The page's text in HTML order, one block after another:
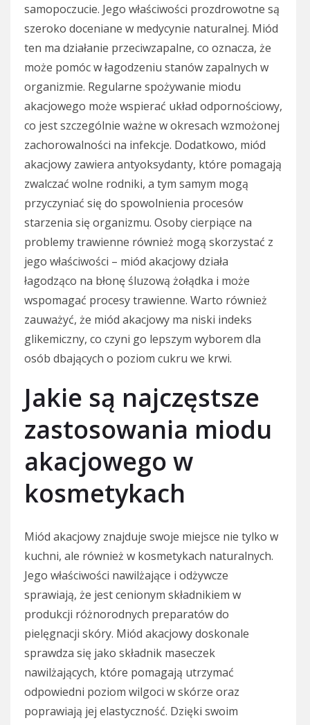
samopoczucie. Jego właściwości prozdrowotne są
szeroko doceniane w medycynie naturalnej. Miód
ten ma działanie przeciwzapalne, co oznacza, że
może pomóc w łagodzeniu stanów zapalnych w
organizmie. Regularne spożywanie miodu
akacjowego może wspierać układ odpornościowy,
co jest szczególnie ważne w okresach wzmożonej
zachorowalności na infekcje. Dodatkowo, miód
akacjowy zawiera antyoksydanty, które pomagają
zwalczać wolne rodniki, a tym samym mogą
przyczyniać się do spowolnienia procesów
starzenia się organizmu. Osoby cierpiące na
problemy trawienne również mogą skorzystać z
jego właściwości – miód akacjowy działa
łagodząco na błonę śluzową żołądka i może
wspomagać procesy trawienne. Warto również
zauważyć, że miód akacjowy ma niski indeks
glikemiczny, co czyni go lepszym wyborem dla
osób dbających o poziom cukru we krwi.
Jakie są najczęstsze
zastosowania miodu
akacjowego w
kosmetykach
Miód akacjowy znajduje swoje miejsce nie tylko w
kuchni, ale również w kosmetykach naturalnych.
Jego właściwości nawilżające i odżywcze
sprawiają, że jest cenionym składnikiem w
produkcji różnorodnych preparatów do
pielęgnacji skóry. Miód akacjowy doskonale
sprawdza się jako składnik maseczek
nawilżających, które pomagają utrzymać
odpowiedni poziom wilgoci w skórze oraz
poprawiają jej elastyczność. Dzięki swoim